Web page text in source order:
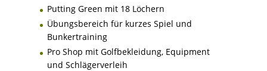
Putting Green mit 18 Löchern
Übungsbereich für kurzes Spiel und
Bunkertraining
Pro Shop mit Golfbekleidung, Equipment
und Schlägerverleih